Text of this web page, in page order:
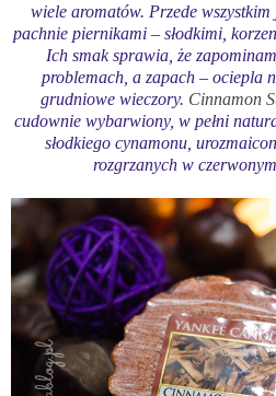
wiele aromatów. Przede
pachnie piernikami – słodkimi,
Ich smak sprawia, że
problemach, a zapach – ociepla
grudniowe wieczory. Cinnamon
cudownie wybarwiony, w pełni
słodkiego cynamonu,
rozgrzanych w